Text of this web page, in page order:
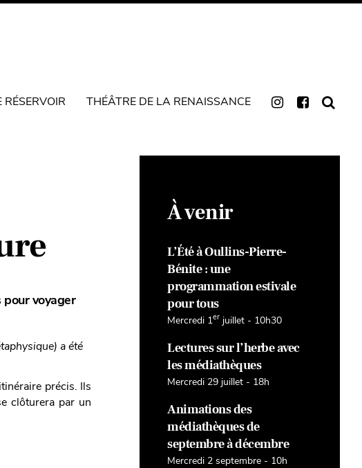
RÉSERVOIR THÉÂTRE DE LA RENAISSANCE
pour voyager
a été
précis. Ils
clôturera par un
À venir
L’Été à Oullins-Pierre-
Bénite : une
programmation estivale
pour tous
Mercredi 1er juillet - 10h30
Lectures sur l’herbe avec
les médiathèques
Mercredi 29 juillet - 18h
Animations des
médiathèques de
septembre à décembre
Mercredi 2 septembre - 10h